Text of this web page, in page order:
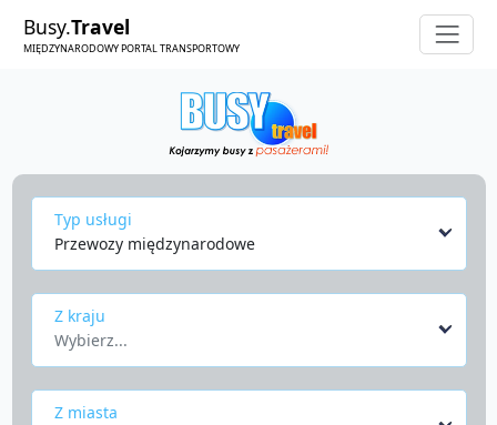
Busy.Travel
MIĘDZYNARODOWY PORTAL TRANSPORTOWY
Typ usługi
Przewozy międzynarodowe
Z kraju
Wybierz...
Z miasta